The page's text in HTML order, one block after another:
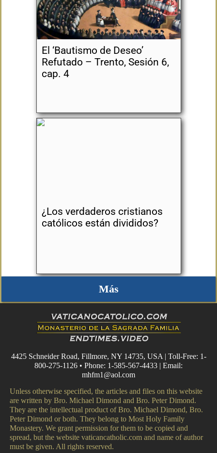
El ‘Bautismo de Deseo’
Refutado – Trento, Sesión 6,
cap. 4
¿Los verdaderos cristianos
católicos están divididos?
Más
4425 Schneider Road, Fillmore, NY 14735, USA | Toll-Free: 1-
800-275-1126 • Phone: 1-585-567-4433 | Email:
mhfm1@aol.com
Unless otherwise specified, the articles and files on this website
are written by Bro. Michael Dimond and Bro. Peter Dimond.
They are the intellectual product of Bro. Michael Dimond, Bro.
Peter Dimond or both. They belong to Most Holy Family
Monastery. We grant permission for them to be copied and
spread, but the website vaticancatholic.com and name of author
must be given. All rights reserved.